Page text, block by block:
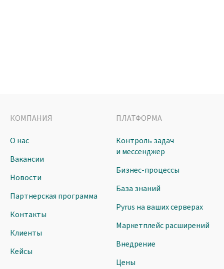
КОМПАНИЯ
О нас
Вакансии
Новости
Партнерская программа
Контакты
Клиенты
Кейсы
ПЛАТФОРМА
Контроль задач
и мессенджер
Бизнес-процессы
База знаний
Pyrus на ваших серверах
Маркетплейс расширений
Внедрение
Цены